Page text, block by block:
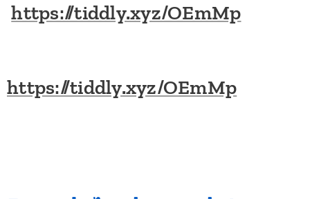
https://tiddly.xyz/OEmMp
https://tiddly.xyz/OEmMp